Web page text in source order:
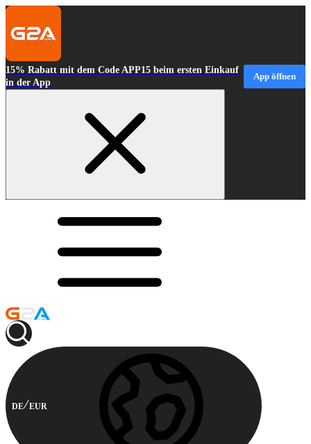
15% Rabatt mit dem Code APP15 beim ersten Einkauf
in der App
App öffnen
DE EUR